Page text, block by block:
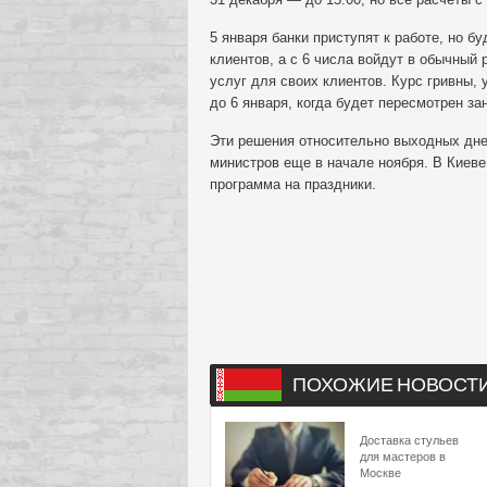
5 января банки приступят к работе, но
клиентов, а с 6 числа войдут в обычный
услуг для своих клиентов. Курс
до 6 января, когда будет пересмотрен
Эти решения относительно выходных
министров еще в начале ноября. В
программа на праздники.
ПОХОЖИЕ
Доставка стульев
для мастеров в
Москве